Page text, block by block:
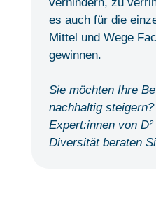
es auch für die
Mittel und Wege
gewinnen.
Sie möchten Ihre
nachhaltig
Expert:innen von
Diversität beraten